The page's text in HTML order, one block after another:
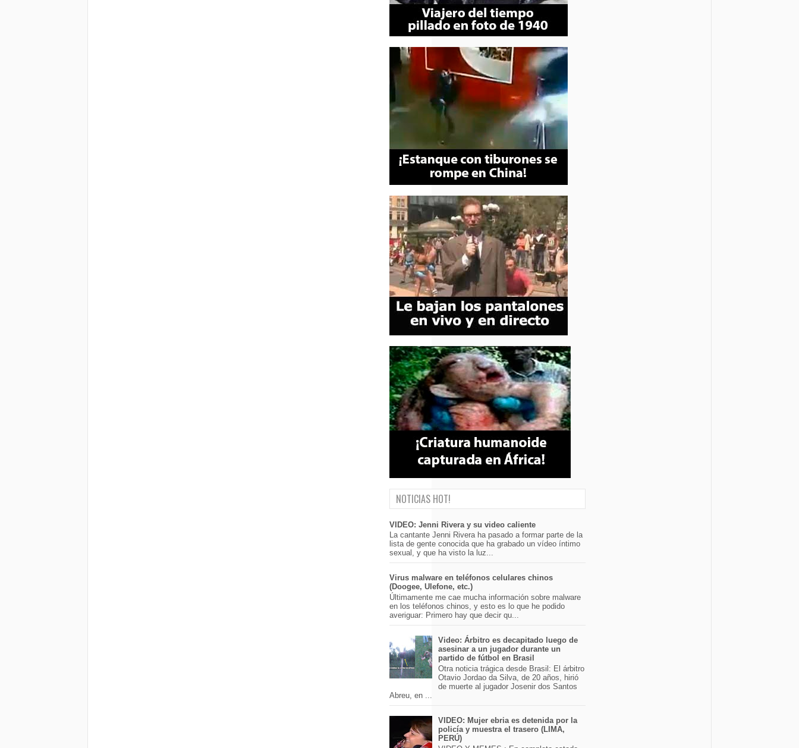
NOTICIAS HOT!
VIDEO: Jenni Rivera y su video caliente
La cantante Jenni Rivera ha pasado a formar parte de la
lista de gente conocida que ha grabado un vídeo íntimo
sexual, y que ha visto la luz...
Virus malware en teléfonos celulares chinos
(Doogee, Ulefone, etc.)
Últimamente me cae mucha información sobre malware
en los teléfonos chinos, y esto es lo que he podido
averiguar: Primero hay que decir qu...
Video: Árbitro es decapitado luego de
asesinar a un jugador durante un
partido de fútbol en Brasil
Otra noticia trágica desde Brasil: El árbitro
Otavio Jordao da Silva, de 20 años, hirió
de muerte al jugador Josenir dos Santos
Abreu, en ...
VIDEO: Mujer ebria es detenida por la
policía y muestra el trasero (LIMA,
PERÚ)